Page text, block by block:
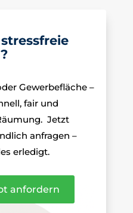
Gewerbefläche –
fair und
Jetzt
anfragen –
erledigt.
anfordern